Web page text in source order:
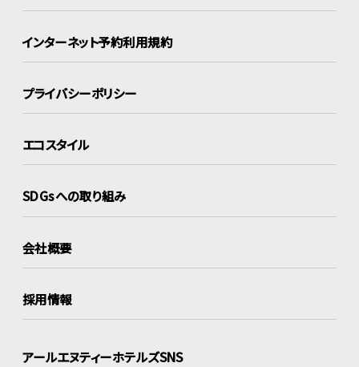
インターネット予約利用規約
プライバシーポリシー
エコスタイル
SDGsへの取り組み
会社概要
採用情報
アールエヌティーホテルズSNS